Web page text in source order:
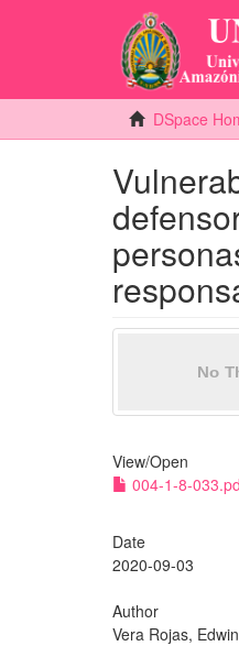
DSpace
View/Open
004-1-8-
Date
2020-09-03
Author
Vera Rojas, Edwin